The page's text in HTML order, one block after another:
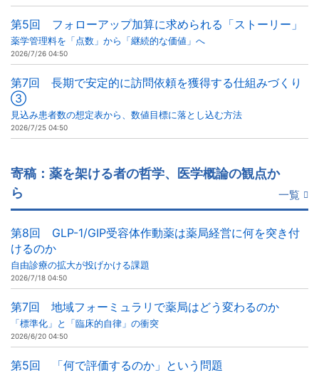
第5回 フォローアップ加算に求められる「ストーリー」
薬学管理料を「点数」から「継続的な価値」へ
2026/7/26 04:50
第7回 長期で安定的に訪問依頼を獲得する仕組みづくり
③
見込み患者数の想定表から、数値目標に落とし込む方法
2026/7/25 04:50
寄稿：薬を架ける者の哲学、医学概論の観点か
ら
一覧
第8回 GLP-1/GIP受容体作動薬は薬局経営に何を突き付
けるのか
自由診療の拡大が投げかける課題
2026/7/18 04:50
第7回 地域フォーミュラリで薬局はどう変わるのか
「標準化」と「臨床的自律」の衝突
2026/6/20 04:50
第5回 「何で評価するのか」という問題